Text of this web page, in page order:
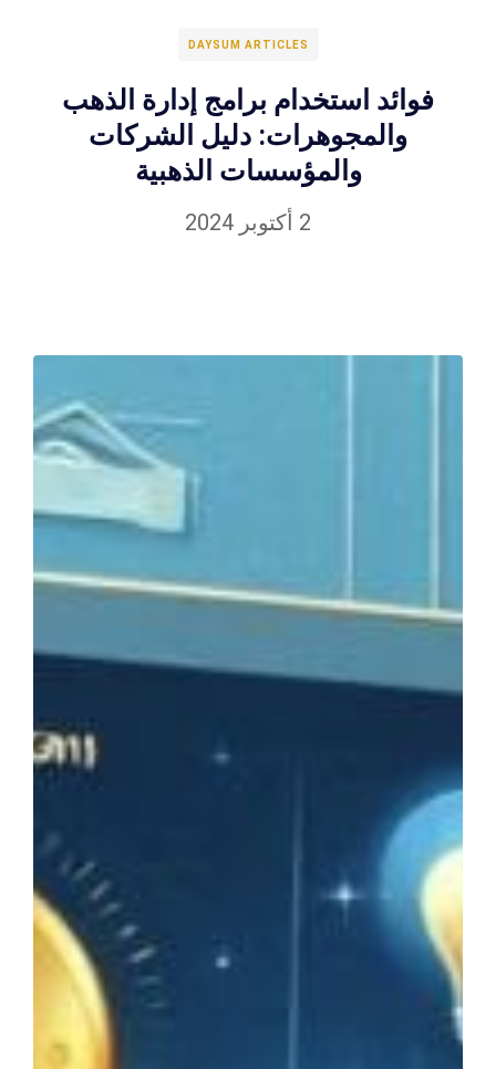
DAYSUM ARTICLES
فوائد استخدام برامج إدارة الذهب
والمجوهرات: دليل الشركات
والمؤسسات الذهبية
2 أكتوبر 2024